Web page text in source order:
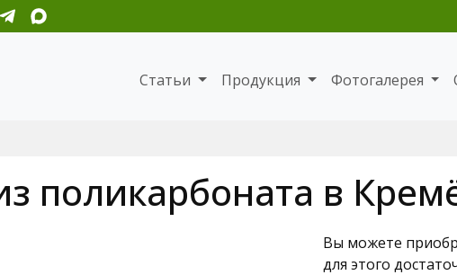
Статьи Продукция Фотогалерея
поликарбоната в
Вы можете
для этого